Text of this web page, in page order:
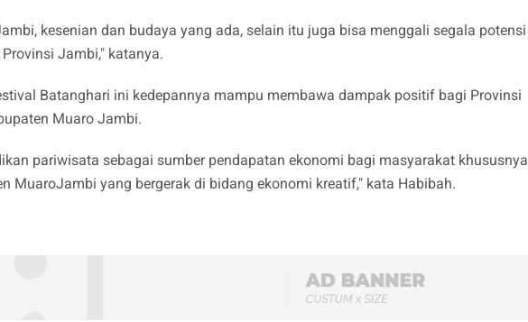
kesenian dan budaya yang ada, selain itu juga bisa menggali segala potensi
Jambi," katanya.
Batanghari ini kedepannya mampu membawa dampak positif bagi Provinsi
Muaro Jambi.
pariwisata sebagai sumber pendapatan ekonomi bagi masyarakat khususnya
MuaroJambi yang bergerak di bidang ekonomi kreatif," kata Habibah.